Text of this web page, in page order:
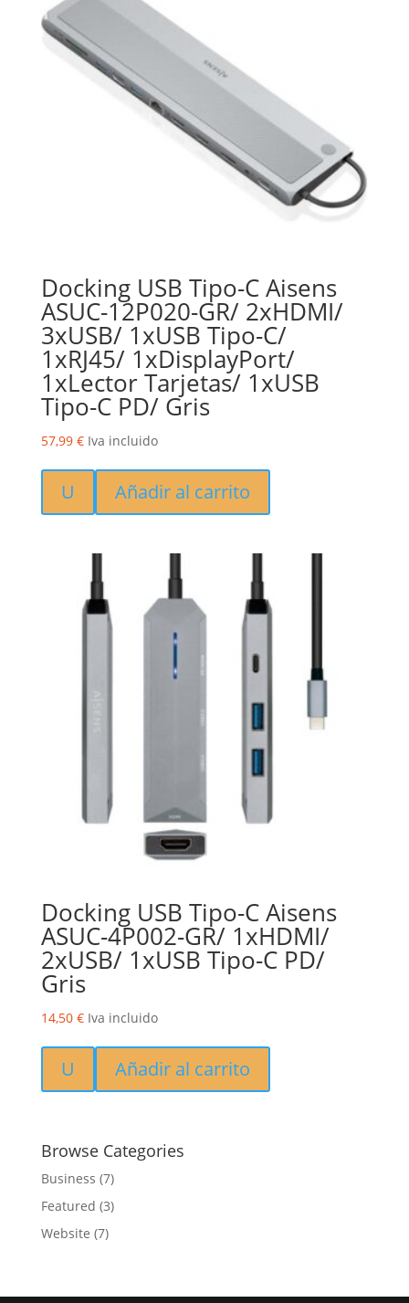
Docking USB Tipo-C Aisens
ASUC-12P020-GR/ 2xHDMI/
3xUSB/ 1xUSB Tipo-C/
1xRJ45/ 1xDisplayPort/
1xLector Tarjetas/ 1xUSB
Tipo-C PD/ Gris
57,99 € Iva incluido
U Añadir al carrito
Docking USB Tipo-C Aisens
ASUC-4P002-GR/ 1xHDMI/
2xUSB/ 1xUSB Tipo-C PD/
Gris
14,50 € Iva incluido
U Añadir al carrito
Browse Categories
Business (7)
Featured (3)
Website (7)